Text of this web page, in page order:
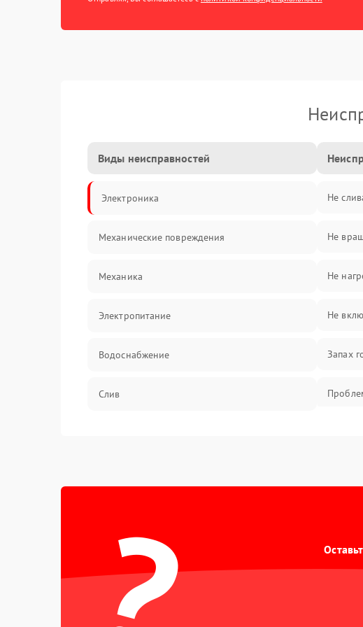
Виды неисправностей
Электроника
Механические повреждения
Механика
Электропитание
Водоснабжение
Слив
Не
Не
Не
Не
Запах